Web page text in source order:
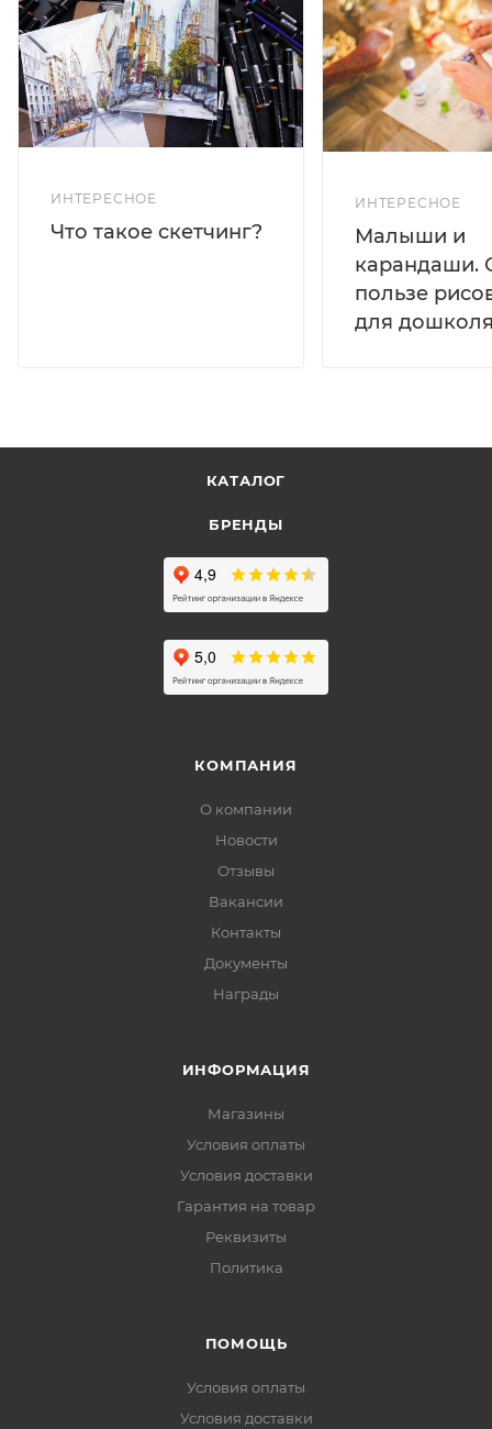
ИНТЕРЕСНОЕ
Что такое скетчинг?
ИНТЕРЕСНОЕ
Малыши и
карандаши.
пользе
для
КАТАЛОГ
БРЕНДЫ
КОМПАНИЯ
О компании
Новости
Отзывы
Вакансии
Контакты
Документы
Награды
ИНФОРМАЦИЯ
Магазины
Условия оплаты
Условия доставки
Гарантия на товар
Реквизиты
Политика
ПОМОЩЬ
Условия оплаты
Условия доставки